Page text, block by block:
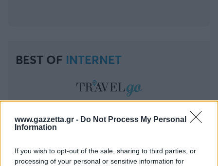
www.gazzetta.gr - Do Not Process My Personal
Information
If you wish to opt-out of the sale, sharing to third parties, or
processing of your personal or sensitive information for
BEST OF INTERNET